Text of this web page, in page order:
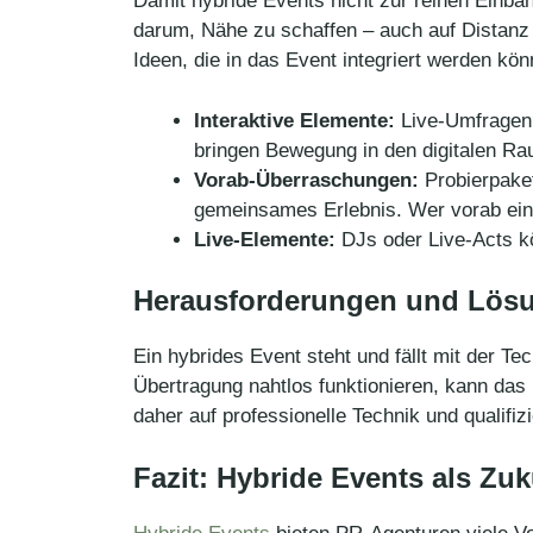
darum, Nähe zu schaffen – auch auf
Ideen, die in das Event integriert werden
Interaktive Elemente: Live-
bringen Bewegung in den digitalen
Vorab-Überraschungen:
gemeinsames Erlebnis. Wer vorab
Live-Elemente: DJs oder Live-Acts
Herausforderungen und
Ein hybrides Event steht und fällt mit der
Übertragung nahtlos funktionieren, kann
daher auf professionelle Technik und
Fazit: Hybride Events als